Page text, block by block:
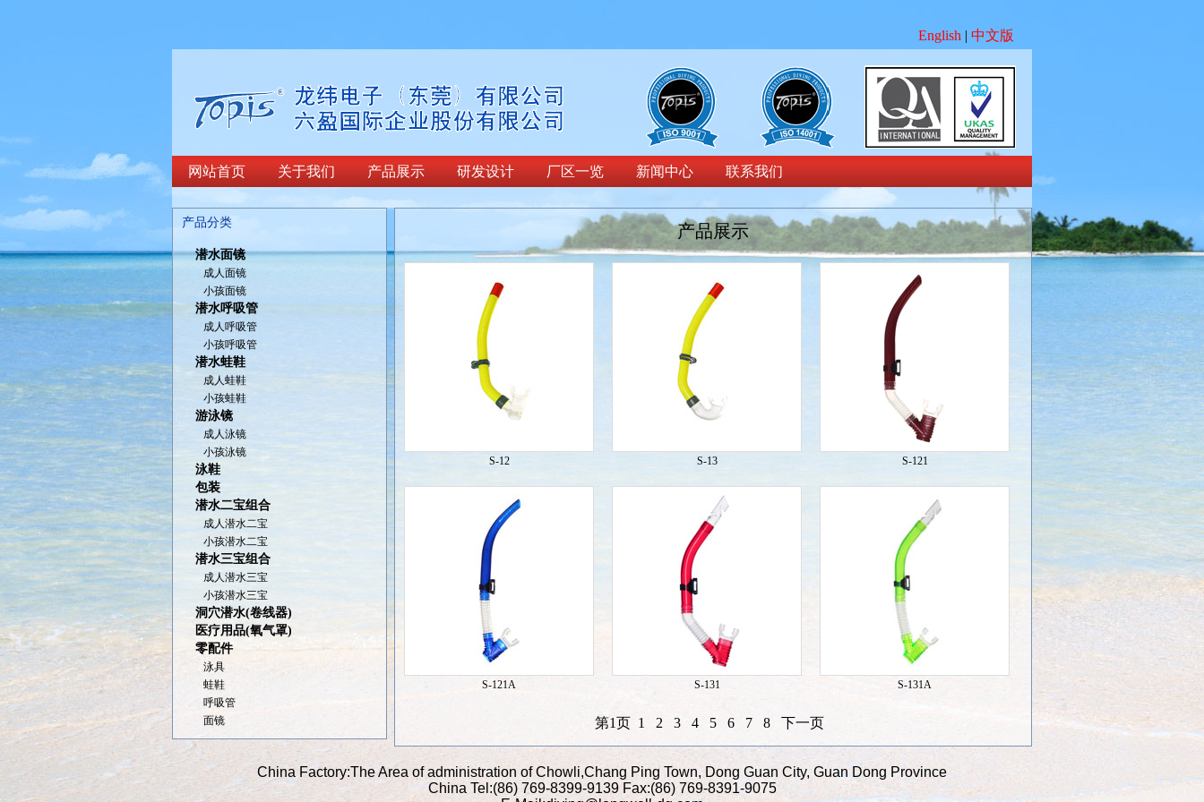
English | 中文版
网站首页 关于我们 产品展示 研发设计 厂区一览 新闻中心 联系我们
产品分类
潜水面镜
成人面镜
小孩面镜
潜水呼吸管
成人呼吸管
小孩呼吸管
潜水蛙鞋
成人蛙鞋
小孩蛙鞋
游泳镜
成人泳镜
小孩泳镜
泳鞋
包装
潜水二宝组合
成人潜水二宝
小孩潜水二宝
潜水三宝组合
成人潜水三宝
小孩潜水三宝
洞穴潜水(卷线器)
医疗用品(氧气罩)
零配件
泳具
蛙鞋
呼吸管
面镜
产品展示
S-12 S-13 S-121
S-121A S-131 S-131A
第1页 1 2 3 4 5 6 7 8 下一页
China Factory:The Area of administration of Chowli,Chang Ping Town, Dong Guan City, Guan Dong Province
China Tel:(86) 769-8399-9139 Fax:(86) 769-8391-9075